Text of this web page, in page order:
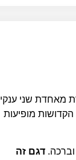
מאחדת שני ענקי
מופיעות
וברכה.דגם זה